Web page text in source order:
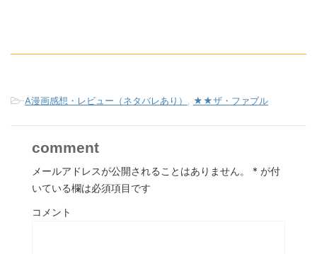
-A漫画感想・レビュー（ネタバレあり） ★★ザ・ファブル
comment
メールアドレスが公開されることはありません。 * が付
いている欄は必須項目です
コメント